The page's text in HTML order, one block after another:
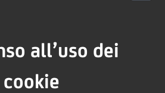
all’uso dei
cookie
PRINT